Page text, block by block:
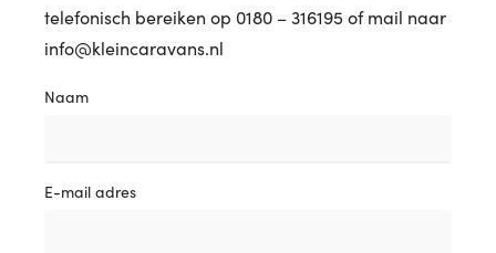
telefonisch bereiken op 0180 – 316195 of mail naar
info@kleincaravans.nl
Naam
E-mail adres